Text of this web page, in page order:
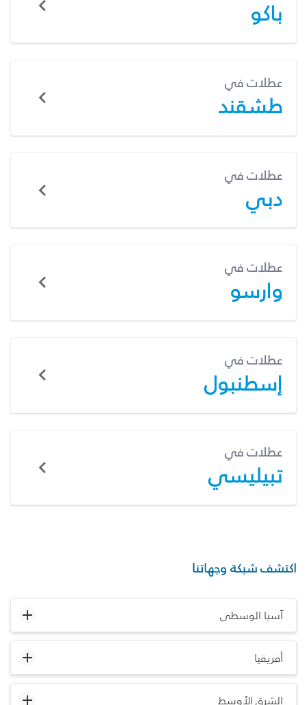
باكو
عطلات في
طشقند
عطلات في
دبي
عطلات في
وارسو
عطلات في
إسطنبول
عطلات في
تبيليسي
اكتشف شبكة وجهاتنا
آسيا الوسطى
أفريقيا
الشرق الأوسط